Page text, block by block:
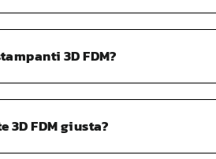
3D FDM?
3D FDM giusta?